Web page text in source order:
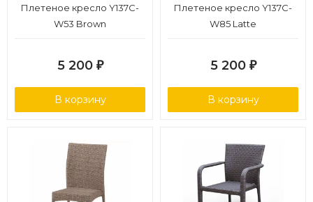
Плетеное кресло Y137C-
W53 Brown
5 200 ₽
В корзину
Плетеное кресло Y137C-
W85 Latte
5 200 ₽
В корзину